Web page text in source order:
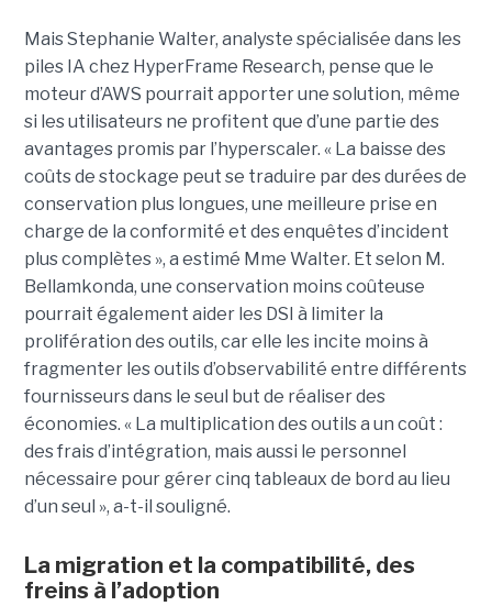
Mais Stephanie Walter, analyste spécialisée dans les
piles IA chez HyperFrame Research, pense que le
moteur d’AWS pourrait apporter une solution, même
si les utilisateurs ne profitent que d’une partie des
avantages promis par l’hyperscaler. « La baisse des
coûts de stockage peut se traduire par des durées de
conservation plus longues, une meilleure prise en
charge de la conformité et des enquêtes d’incident
plus complètes », a estimé Mme Walter. Et selon M.
Bellamkonda, une conservation moins coûteuse
pourrait également aider les DSI à limiter la
prolifération des outils, car elle les incite moins à
fragmenter les outils d’observabilité entre différents
fournisseurs dans le seul but de réaliser des
économies. « La multiplication des outils a un coût :
des frais d’intégration, mais aussi le personnel
nécessaire pour gérer cinq tableaux de bord au lieu
d’un seul », a-t-il souligné.
La migration et la compatibilité, des
freins à l’adoption